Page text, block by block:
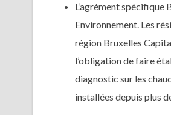
L’agrément spécifique
Environnement. Les
région Bruxelles
l’obligation de faire
diagnostic sur les
installées depuis plus